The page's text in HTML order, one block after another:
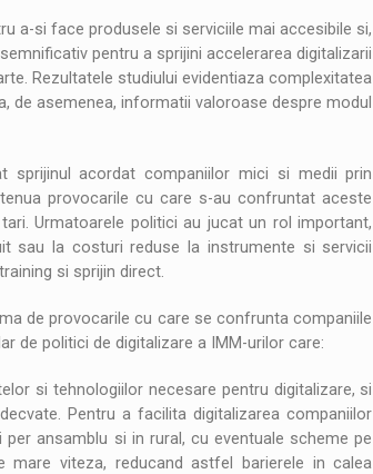
a-si face produsele si serviciile mai accesibile si,
pentru a sprijini accelerarea digitalizarii
Rezultatele studiului evidentiaza complexitatea
de asemenea, informatii valoroase despre modul
sprijinul acordat companiilor mici si medii prin
provocarile cu care s-au confruntat aceste
Urmatoarele politici au jucat un rol important,
sau la costuri reduse la instrumente si servicii
si sprijin direct.
de provocarile cu care se confrunta companiile
de politici de digitalizare a IMM-urilor care:
si tehnologiilor necesare pentru digitalizare, si
Pentru a facilita digitalizarea companiilor
ansamblu si in rural, cu eventuale scheme pe
viteza, reducand astfel barierele in calea